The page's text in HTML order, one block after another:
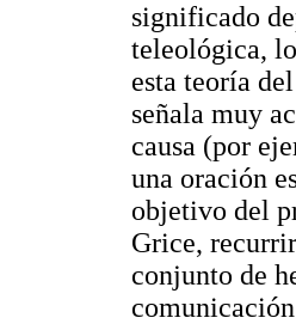
significado
teleológica,
esta teoría
señala muy
causa (por
una oración
objetivo del
Grice,
conjunto de